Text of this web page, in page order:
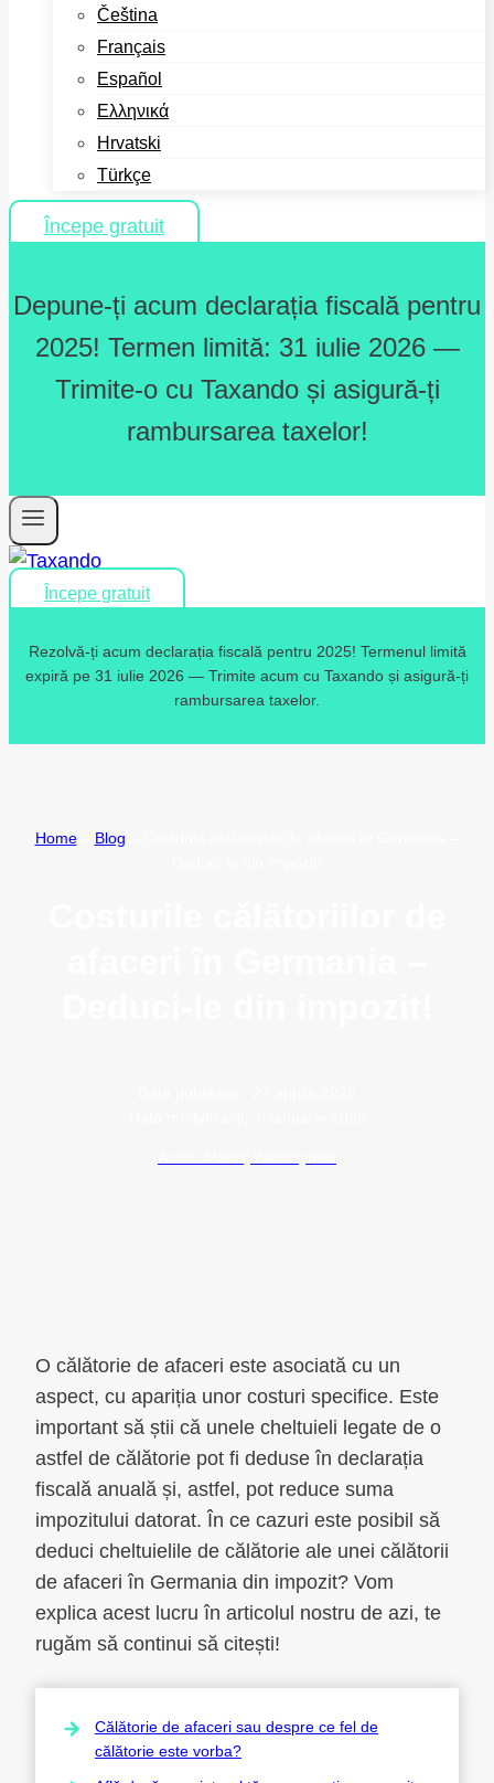
Čeština
Français
Español
Ελληνικά
Hrvatski
Türkçe
Începe gratuit
Depune-ți acum declarația fiscală pentru
2025! Termen limită: 31 iulie 2026 —
Trimite-o cu Taxando și asigură-ți
rambursarea taxelor!
Începe gratuit
Rezolvă-ți acum declarația fiscală pentru 2025! Termenul limită
expiră pe 31 iulie 2026 — Trimite acum cu Taxando și asigură-ți
rambursarea taxelor.
Home» Blog
O călătorie de afaceri este asociată cu un
aspect, cu apariția unor costuri specifice. Este
important să știi că unele cheltuieli legate de o
astfel de călătorie pot fi deduse în declarația
fiscală anuală și, astfel, pot reduce suma
impozitului datorat. În ce cazuri este posibil să
deduci cheltuielile de călătorie ale unei călătorii
de afaceri în Germania din impozit? Vom
explica acest lucru în articolul nostru de azi, te
rugăm să continui să citești!
Călătorie de afaceri sau despre ce fel de
călătorie este vorba?